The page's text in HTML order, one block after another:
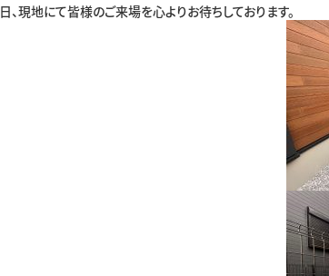
、現地にて皆様のご来場を心よりお待ちしております。